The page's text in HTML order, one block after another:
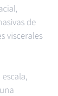
de
viscerales